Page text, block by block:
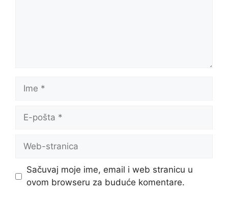
Ime
pošta
Web-
Sačuvaj moje ime, email i web stranicu u
ovom browseru za buduće komentare.